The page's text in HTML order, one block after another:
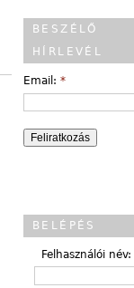
BESZÉLŐ
HÍRLEVÉL
Email: *
BELÉPÉS
Felhasználói név: